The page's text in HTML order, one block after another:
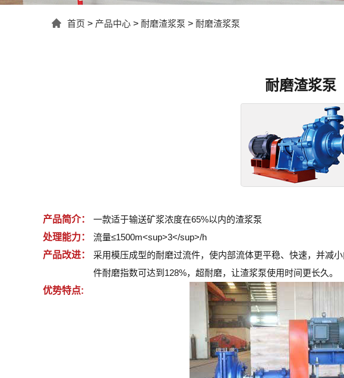
首页 > 产品中心 > 耐磨渣浆泵 > 耐磨渣浆泵
耐磨渣浆泵
产品简介：
一款适于输送矿浆浓度在65%以内的渣浆泵
处理能力：
流量≤1500m<sup>3</sup>/h
产品改进：
采用模压成型的耐磨过流件，使内部流体更平稳、快速，并减
件耐磨指数可达到128%，超耐磨，让渣浆泵使用时间更长久。
优势特点: